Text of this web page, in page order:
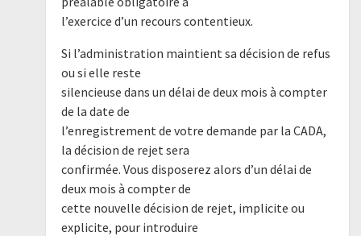
l’exercice d’un recours contentieux.
Si l’administration maintient sa décision de refus
ou si elle reste
silencieuse dans un délai de deux mois à compter
de la date de
l’enregistrement de votre demande par la CADA,
la décision de rejet sera
confirmée. Vous disposerez alors d’un délai de
deux mois à compter de
cette nouvelle décision de rejet, implicite ou
explicite, pour introduire